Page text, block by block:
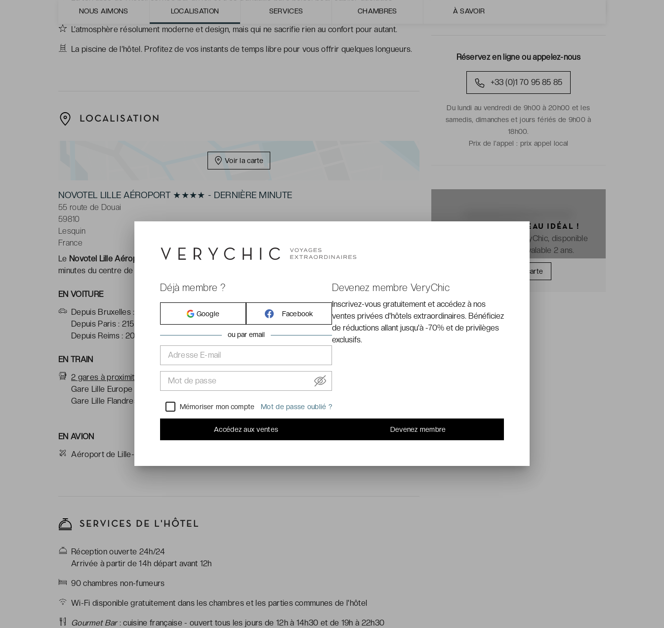
NOUS AIMONS LOCALISATION SERVICES CHAMBRES À SAVOIR
instants l’activité de la ville.
L’atmosphère résolument moderne et design, mais qui ne sacrifie rien au confort pour autant.
La piscine de l’hôtel. Profitez de vos instants de temps libre pour vous offrir quelques longueurs.
LOCALISATION
Voir la carte
NOVOTEL LILLE AÉROPORT ★★★★ - DERNIÈRE MINUTE
55 route de Douai
59810
Lesquin
France
Le Novotel Lille Aéroport ****se situe à seulement 5 minutes de l'aéroport de Lille-Lesquin
minutes du centre de
EN VOITURE
Depuis Bruxelles : 110km
Depuis Paris : 215km
Depuis Reims : 200km
EN TRAIN
2 gares à proximité de l'hôtel :
Gare Lille Europe : 9km
Gare Lille Flandres : 9m
EN AVION
Aéroport de Lille-Lesquin : à 3km de l’hôtel
SERVICES DE L'HÔTEL
Réception ouverte 24h/24
Arrivée à partir de 14h départ avant 12h
90 chambres non-fumeurs
Wi-Fi disponible gratuitement dans les chambres et les parties communes de l'hôtel
Gourmet Bar: cuisine française - ouvert tous les jours de 12h à 14h30 et de 19h à 22h30
Réservez en ligne ou appelez-nous
+33 (0)1 70 95 85 85
Du lundi au vendredi de 9h00 à 20h00 et les
samedis, dimanches et jours fériés de 9h00 à
18h00.
Prix de l'appel : prix appel local
OFFREZ LE CADEAU IDÉAL !
La e-carte cadeau VeryChic, disponible
immédiatement et valable 2 ans.
Offrir une carte
Déjà membre ?
Google Facebook
ou par email
Adresse E-mail
Mot de passe
Mémoriser mon compte Mot de passe oublié ?
Accédez aux ventes
Devenez membre VeryChic
Inscrivez-vous gratuitement et accédez à nos
ventes privées d'hôtels extraordinaires. Bénéficiez
de réductions allant jusqu'à -70% et de privilèges
exclusifs.
Devenez membre